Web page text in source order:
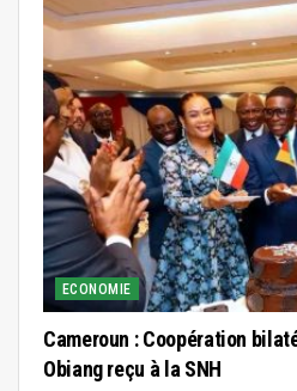
ECONOMIE
Cameroun : Coopération
Obiang reçu à la SNH